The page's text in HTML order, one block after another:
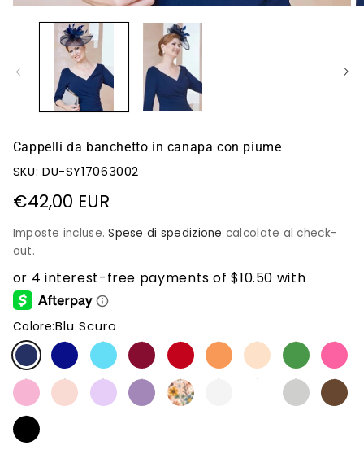
Cappelli da banchetto in canapa con piume
SKU: DU-SY17063002
Prezzo
di
listino
€42,00 EUR
Imposte incluse.Spese di spedizione calcolate al check-
out.
Colore:Blu Scuro